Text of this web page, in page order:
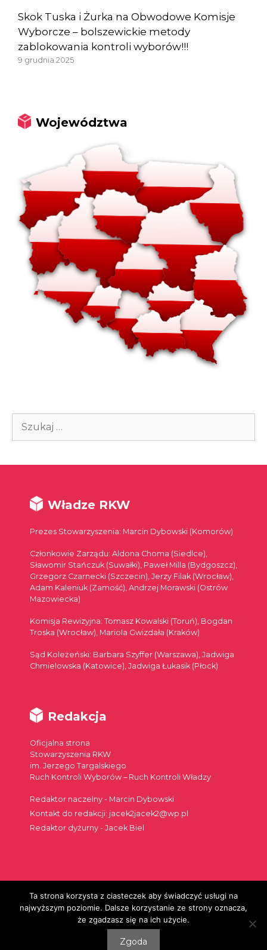
Skok Tuska i Żurka na Obwodowe Komisje
Wyborcze – bolszewickie metody
zablokowania kontroli wyborów!!!
9 grudnia 2025
Województwa
Szukaj:
Władze RKW
Prezes Stowarzyszenia: Marcin Dybowski (Komorów)
Członkowie Zarządu: Aldona Choma (Siedlce),
Sławomir Stańczuk (Suwałki), Paweł Milla (Bydgoszcz),
Grzegorz Czarnecki (Szczecin), Jerzy Filak (Wrocław),
Adam Kaleniuk (Zamość), Andrzej Morawski (Ostrów
Mazowiecka)
Komisja Rewizyjna: Tomasz Kowalski (Toruń), Bogdan
Troska (Wrocław), Mariola Gwizdała (Kraków)
Sąd Koleżeński: Barbara Szyffer (Warszawa), Jadwiga
Chmielowska (Katowice), Jadwiga Łukasik (Płock)
Redakcja
Oficjalna strona
Stowarzyszenia RKW
im. Jerzego Targalskiego
Ruch Kontroli Wyborów – Ruch Kontroli Władzy
Redaktor naczelny - Marcin Dybowski
Kontakt do redakcji: jacek2jacek2@wp.pl
Redaktor dyżurny - Jacek Biel
Szukaj:
© 2026
Ta strona korzysta z ciasteczek aby świadczyć usługi na
najwyższym poziomie. Dalsze korzystanie ze strony oznacza,
że zgadzasz się na ich użycie.
Zgoda